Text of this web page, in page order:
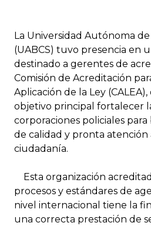
La Universidad Autónoma
(UABCS) tuvo presencia en
destinado a gerentes de
Comisión de Acreditación
Aplicación de la Ley
objetivo principal fortalecer
corporaciones policiales
de calidad y pronta atención
ciudadanía.
Esta organización
procesos y estándares de
nivel internacional tiene la
una correcta prestación de